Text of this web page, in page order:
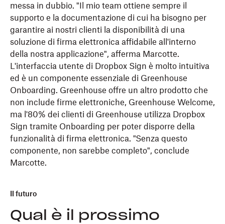
messa in dubbio. "Il mio team ottiene sempre il
supporto e la documentazione di cui ha bisogno per
garantire ai nostri clienti la disponibilità di una
soluzione di firma elettronica affidabile all'interno
della nostra applicazione", afferma Marcotte.
L'interfaccia utente di Dropbox Sign è molto intuitiva
ed è un componente essenziale di Greenhouse
Onboarding. Greenhouse offre un altro prodotto che
non include firme elettroniche, Greenhouse Welcome,
ma l'80% dei clienti di Greenhouse utilizza Dropbox
Sign tramite Onboarding per poter disporre della
funzionalità di firma elettronica. "Senza questo
componente, non sarebbe completo", conclude
Marcotte.
Il futuro
Qual è il prossimo